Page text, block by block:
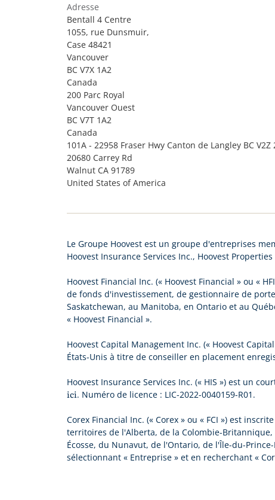
Adresse
Bentall 4 Centre
1055, rue Dunsmuir,
Case 48421
Vancouver
BC V7X 1A2
Canada
200 Parc Royal
Vancouver Ouest
BC V7T 1A2
Canada
101A - 22958 Fraser Hwy Canton de Langley BC V2Z
20680 Carrey Rd
Walnut CA 91789
United States of America
Le Groupe Hoovest est un groupe d'entreprises
Hoovest Insurance Services Inc., Hoovest
Hoovest Financial Inc. (« Hoovest Financial » ou «
de fonds d'investissement, de gestionnaire de
Saskatchewan, au Manitoba, en Ontario et au
« Hoovest Financial ».
Hoovest Capital Management Inc. (« Hoovest
États-Unis à titre de conseiller en placement
Hoovest Insurance Services Inc. (« HIS ») est un
ici. Numéro de licence : LIC-2022-0040159-R01.
Corex Financial Inc. (« Corex » ou « FCI ») est
territoires de l'Alberta, de la Colombie-
Écosse, du Nunavut, de l'Ontario, de l'Île-du-
sélectionnant « Entreprise » et en recherchant «